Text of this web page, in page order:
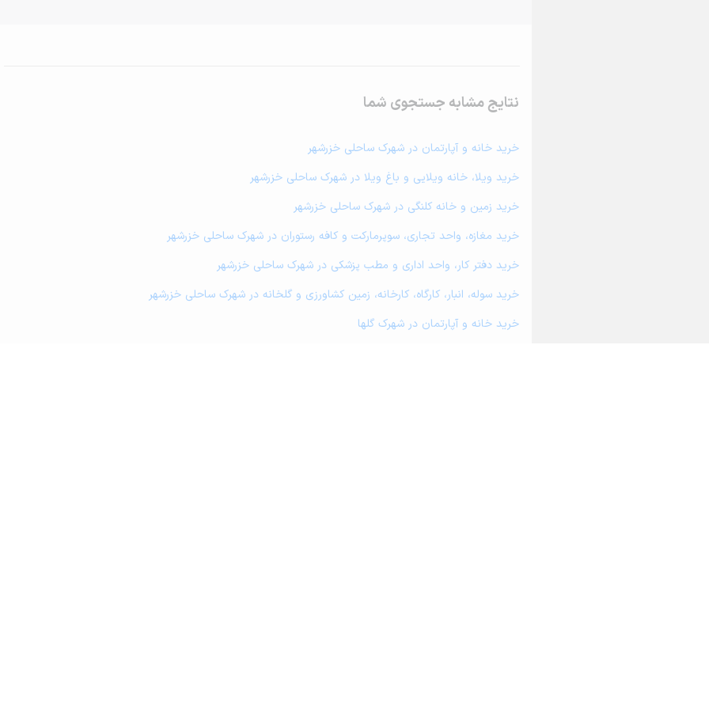
نتایج مشابه جستجوی شما
خرید خانه و آپارتمان در شهرک ساحلی خزرشهر
خرید ویلا، خانه ویلایی و باغ ویلا در شهرک ساحلی خزرشهر
خرید زمین و خانه کلنگی در شهرک ساحلی خزرشهر
خرید مغازه، واحد تجاری، سوپرمارکت و کافه رستوران در شهرک ساحلی خزرشهر
خرید دفتر کار، واحد اداری و مطب پزشکی در شهرک ساحلی خزرشهر
خرید سوله، انبار، کارگاه، کارخانه، زمین کشاورزی و گلخانه در شهرک ساحلی خزرشهر
خرید خانه و آپارتمان در شهرک گلها